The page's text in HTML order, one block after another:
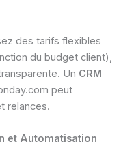
des tarifs flexibles
du budget client),
Un CRM
peut
relances.
et Automatisation